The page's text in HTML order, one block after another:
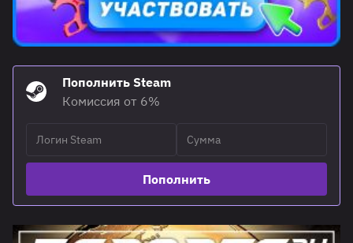
Пополнить Steam
Комиссия от 6%
Пополнить